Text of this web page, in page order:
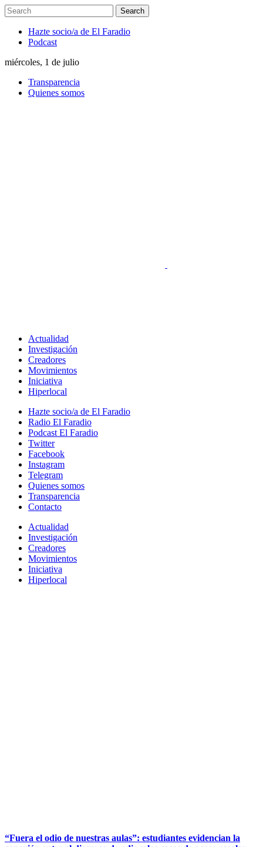
Hazte socio/a de El Faradio
Podcast
miércoles, 1 de julio
Transparencia
Quienes somos
Actualidad
Investigación
Creadores
Movimientos
Iniciativa
Hiperlocal
Hazte socio/a de El Faradio
Radio El Faradio
Podcast El Faradio
Twitter
Facebook
Instagram
Telegram
Quienes somos
Transparencia
Contacto
Actualidad
Investigación
Creadores
Movimientos
Iniciativa
Hiperlocal
“Fuera el odio de nuestras aulas”: estudiantes evidencian la